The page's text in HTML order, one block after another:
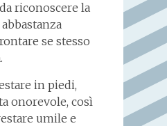
riconoscere la
se stesso
in piedi,
onorevole, così
umile e